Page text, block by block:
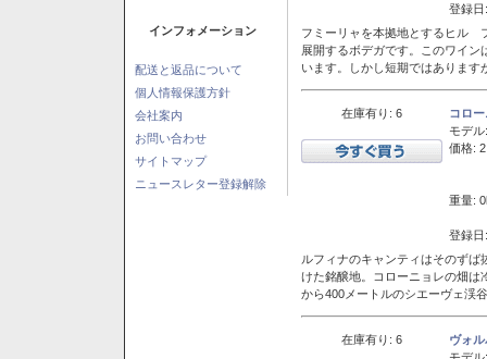
インフォメーション
配送と返品について
個人情報保護方針
会社案内
お問い合わせ
サイトマップ
ニュースレター登録解除
登録
フミーリャを本拠地とするヒル
展開するボデガです。このワイ
います。しかし短期ではありま
在庫有り: 6
コロ
モデル:
価格:
重量:
登録
ルフィナのキャンティはそのず
けた銘醸地。コローニョレの畑は
から400メートルのシエーヴェ渓
在庫有り: 6
ヴォ